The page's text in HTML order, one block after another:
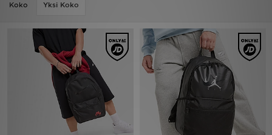
Koko Yksi Koko
Miehet
Lapset
Tuotemerkit